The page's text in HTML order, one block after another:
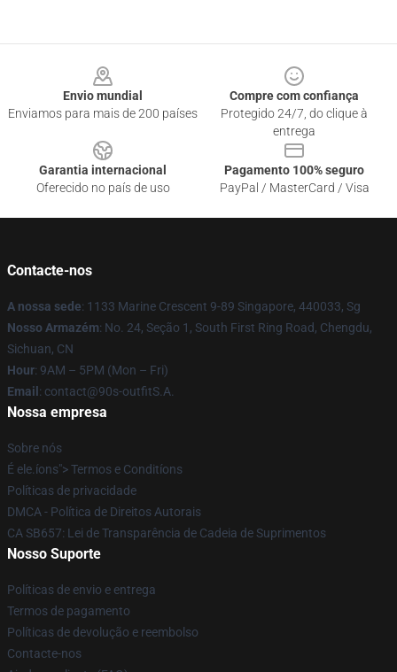
Envio mundial
Enviamos para mais de 200 países
Compre com confiança
Protegido 24/7, do clique à
entrega
Garantia internacional
Oferecido no país de uso
Pagamento 100% seguro
PayPal / MasterCard / Visa
Contacte-nos
A nossa sede: 1133 Marine Crescent 9-89 Singapore, 440033, Sg
Nosso Armazém: No. 24, Seção 1, South First Ring Road, Chengdu,
Sichuan, CN
Hour: 9AM – 5PM (Mon – Fri)
Email : contact@90s-outfitS.A.
Nossa empresa
Sobre nós
É ele.íons"> Termos e Conditíons
Políticas de privacidade
DMCA - Política de Direitos Autorais
CA SB657: Lei de Transparência de Cadeia de Suprimentos
Nosso Suporte
Políticas de envio e entrega
Termos de pagamento
Políticas de devolução e reembolso
Contacte-nos